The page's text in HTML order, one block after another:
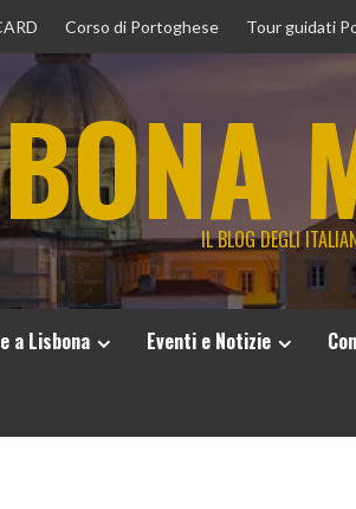
Corso di Portoghese Tour guidati
IL BLOG DEGLI
a Lisbona Eventi e Notizie